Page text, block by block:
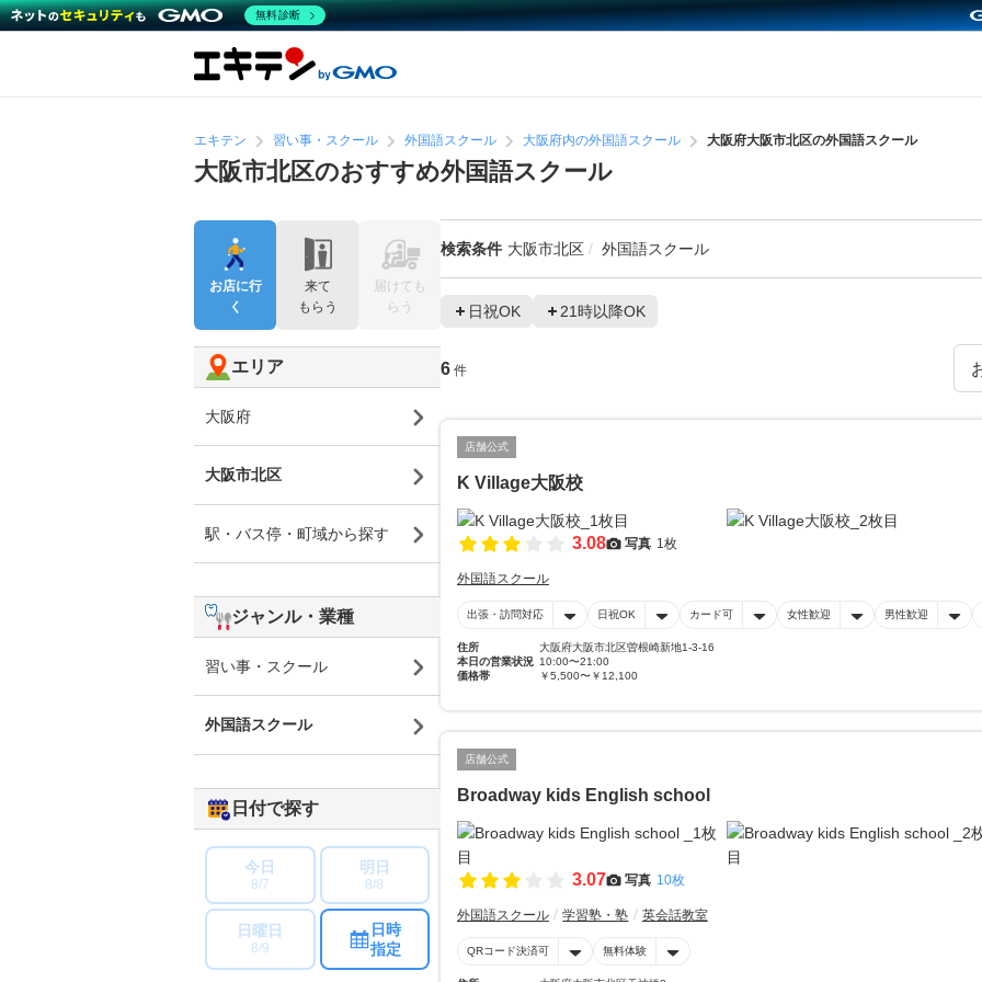
エキテン 習い事・スクール 外国語スクール 大阪府内の外国語スクール 大阪府大阪市北区の外国語スクール
大阪市北区のおすすめ外国語スクール
検索条件 大阪市北区 外国語スクール
日祝OK 21時以降OK
6 件
店舗公式
K Village大阪校
3.08 写真 1枚
外国語スクール
出張・訪問対応 日祝OK カード可 女性歓迎 男性歓迎
住所
大阪府大阪市北区曽根崎新地1-3-16
本日の営業状況 10:00〜21:00
価格帯
￥5,500〜￥12,100
店舗公式
Broadway kids English school
3.07 写真 10枚
外国語スクール 学習塾・塾 英会話教室
QRコード決済可 無料体験
お店に行
く
来て
もらう
届けても
らう
エリア
大阪府
大阪市北区
駅・バス停・町域から探す
ジャンル・業種
習い事・スクール
外国語スクール
日付で探す
今日
8/7
明日
8/8
日曜日
8/9
日時
指定
無料診断